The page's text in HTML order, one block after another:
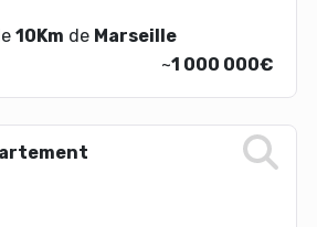
10Km de Marseille
~1 000 000€